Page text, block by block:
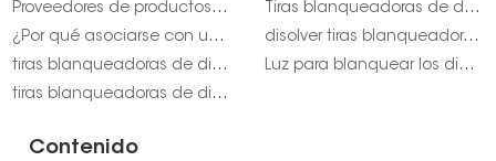
Proveedores de productos para blanquear los dientes
Tiras blanqueadoras de dientes con sal en polvo del Himalaya
¿Por qué asociarse con una empresa profesional de blanqueamiento dental para su negocio?
disolver tiras blanqueadoras de dientes onuge
tiras blanqueadoras de dientes sin SLS onuge
Luz para blanquear los dientes Onuge vs tiras.
tiras blanqueadoras de dientes pap+ calidad onuge
Contenido